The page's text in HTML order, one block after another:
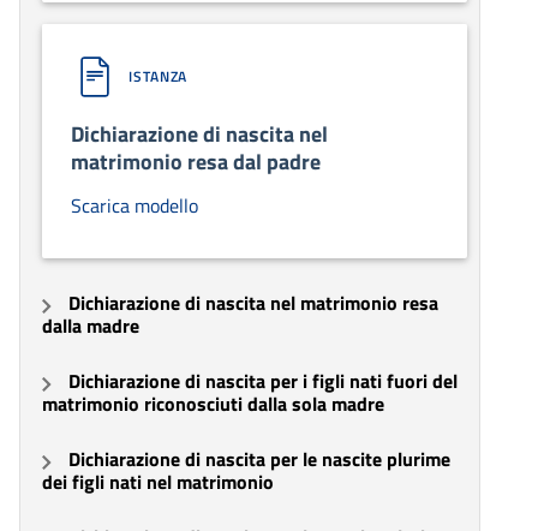
ISTANZA
Dichiarazione di nascita nel
matrimonio resa dal padre
Scarica modello
Dichiarazione di nascita nel matrimonio resa
dalla madre
Dichiarazione di nascita per i figli nati fuori del
matrimonio riconosciuti dalla sola madre
Dichiarazione di nascita per le nascite plurime
dei figli nati nel matrimonio